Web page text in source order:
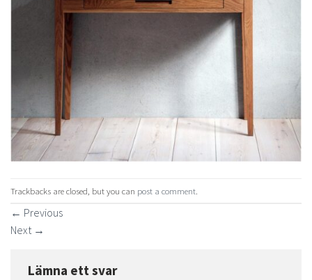
Trackbacks are closed, but you can post a comment
← Previous
Next →
Lämna ett svar